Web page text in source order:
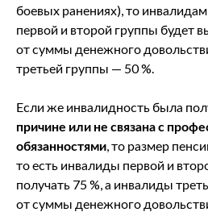
боевых ранениях), то инвалидам
первой и второй группы будет
от суммы денежного
третьей группы — 50 %.
Если же инвалидность была
причине или не связана с
обязанностями, то размер
то есть инвалиды первой и
получать 75 %, а инвалиды
от суммы денежного